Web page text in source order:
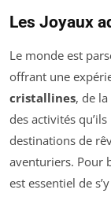
Les Joyaux
Le monde est
offrant une
cristallines, de la
des activités
destinations de
aventuriers. Pour
est essentiel de